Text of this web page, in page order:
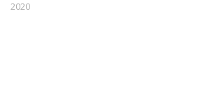
2020